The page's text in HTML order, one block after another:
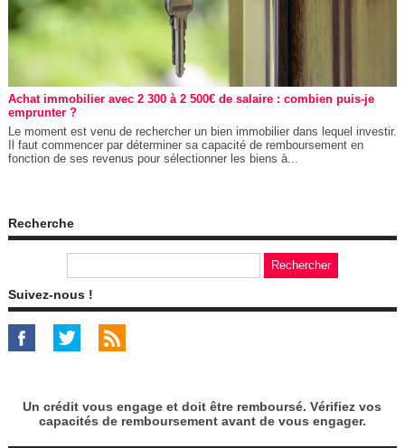
Achat immobilier avec 2 300 à 2 500€ de salaire : combien puis-je
emprunter ?
Le moment est venu de rechercher un bien immobilier dans lequel investir.
Il faut commencer par déterminer sa capacité de remboursement en
fonction de ses revenus pour sélectionner les biens à...
Recherche
Suivez-nous !
Un crédit vous engage et doit être remboursé. Vérifiez vos
capacités de remboursement avant de vous engager.